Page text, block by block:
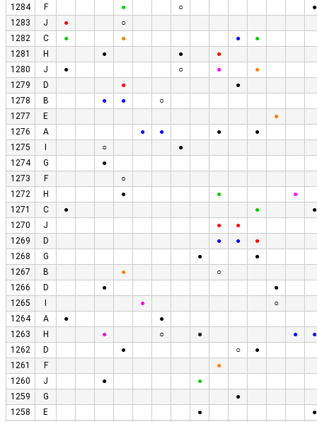
1284 F ● ○
●
1283
J ●
○
1282
C ● ● ●
●
1281
H ● ●
●
1280
J ● ○ ●
●
1279
D ●
●
1278
B ● ●
○
1277
E
●
1276
A ● ● ●
●
1275
○
●
1274
G
●
1273
F
○
1272
H ● ●
●
1271
C ● ●
●
1270
J ●
●
1269
D ● ●
●
1268
G ●
●
1267
B ●
○
1266
D ●
●
1265
●
○
1264
A ●
●
1263
H ● ○ ● ●
●
1262
D ● ○
●
1261
F
●
1260
J ●
●
1259
G
●
1258
E ●
●